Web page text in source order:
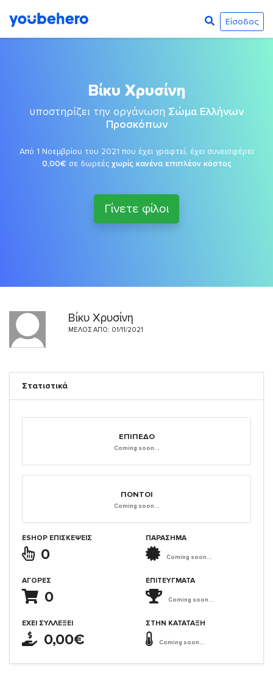
Είσοδος
Βίκυ Χρυσίνη
υποστηρίζει την οργάνωση Σώμα Ελλήνων
Προσκόπων
Από 1 Νοεμβρίου του 2021 που έχει γραφτεί, έχει συνεισφέρει
0,00€ σε δωρεές χωρίς κανένα επιπλέον κόστος
Γίνετε φίλοι
Βίκυ Χρυσίνη
ΜΈΛΟΣ ΑΠΌ: 01/11/2021
Στατιστικά
ΕΠΊΠΕΔΟ
Coming soon...
ΠΌΝΤΟΙ
Coming soon...
ESHOP ΕΠΙΣΚΈΨΕΙΣ
0
ΑΓΟΡΈΣ
0
ΈΧΕΙ ΣΥΛΛΈΞΕΙ
0,00€
ΠΑΡΑΣΗΜΑ
Coming soon...
ΕΠΙΤΕΎΓΜΑΤΑ
Coming soon...
ΣΤΗΝ ΚΑΤΆΤΑΞΗ
Coming soon...